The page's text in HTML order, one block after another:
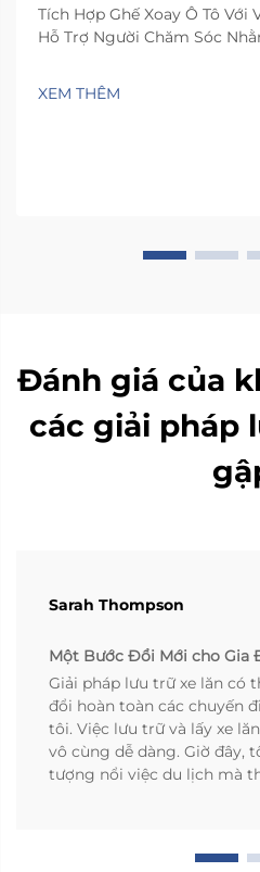
Tích Hợp Ghế Xoay Ô Tô Với
Hỗ Trợ Người Chăm Sóc
và Chăm Sóc 2023 – Ghế ô
dùng tăng tính độc lập khi
XEM THÊM
Đánh giá của
các giải pháp
Sarah Thompson
Một Bước Đổi Mới cho Gia
Giải pháp lưu trữ xe lăn có
đổi hoàn toàn các chuyến
tôi. Việc lưu trữ và lấy xe
vô cùng dễ dàng. Giờ đây,
tượng nổi việc du lịch mà